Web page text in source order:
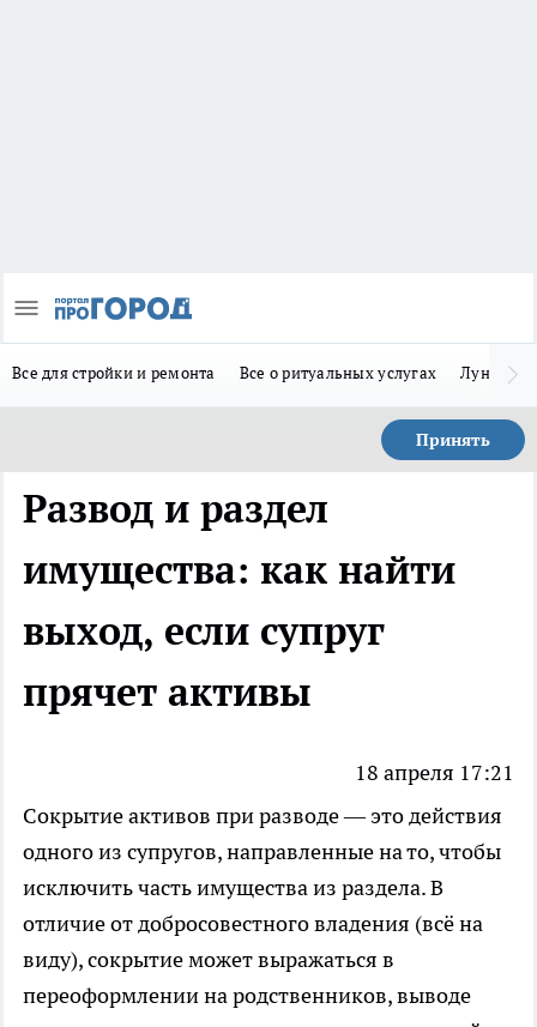
Все для стройки и ремонта Все о ритуальных услугах Лунно-
Принять
Развод и раздел
имущества: как найти
выход, если супруг
прячет активы
18 апреля 17:21
Сокрытие активов при разводе — это действия
одного из супругов, направленные на то, чтобы
исключить часть имущества из раздела. В
отличие от добросовестного владения (всё на
виду), сокрытие может выражаться в
переоформлении на родственников, выводе